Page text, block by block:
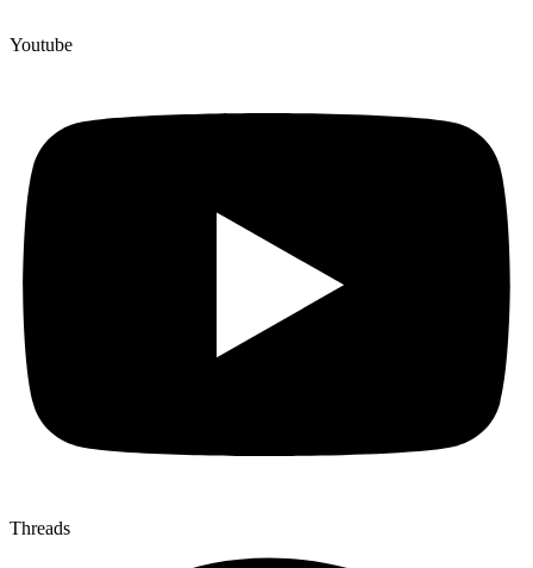
Youtube
Threads